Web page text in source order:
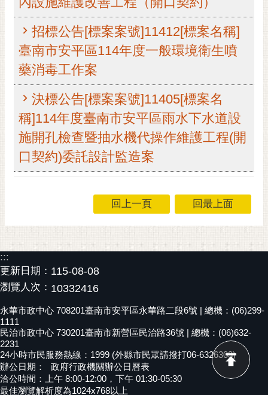
English
日
本
語
隱
權
安
站
資
料
開
放
宣
告
市
府
交
招標公告[標案案號]11412[標案名稱]
臺南市安平區114年度一般環境衛生噴
藥消毒工作案
決標公告[標案案號]11405[標案名
稱]114年度臺南市安平區雨水下水道設
施開孔檢查暨抽水機代操作維護工程(開
口契約)委託設計監造案
回上一頁 回最上面
:::
更新日期： 115-08-08
瀏覽人次： 10332416
永華市政中心 708201臺南市安平區永華路二段6號 | 總機：(06)299-
1111
民治市政中心 730201臺南市新營區民治路36號 | 總機：(06)632-
2231
24小時市民服務熱線：1999 (外縣市民眾請撥打06-6326303)
辦公日期：
政府行政機關辦公日曆表
洽公時間：上午 8:00-12:00，下午 01:30-05:30
最佳瀏覽解析度為1024x768以上